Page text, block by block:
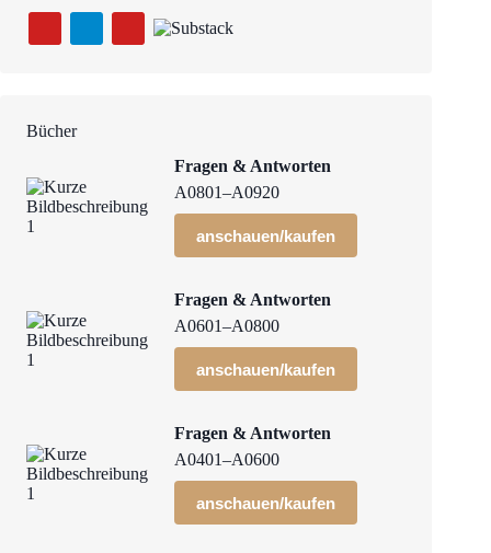
Bücher
Fragen & Antworten
A0801–A0920
anschauen/kaufen
Fragen & Antworten
A0601–A0800
anschauen/kaufen
Fragen & Antworten
A0401–A0600
anschauen/kaufen